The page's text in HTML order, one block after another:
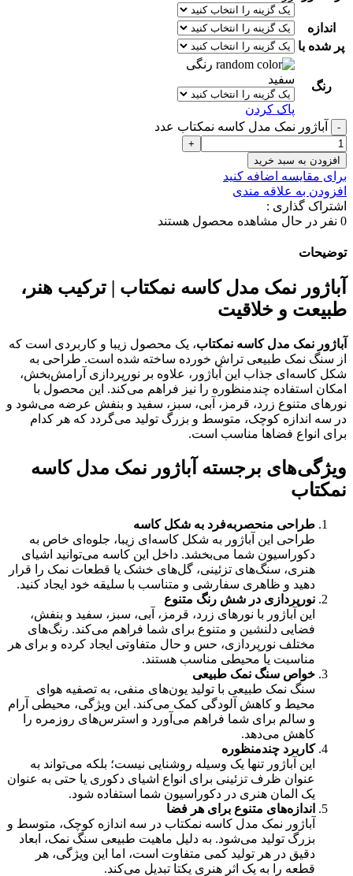
اندازه
پر شده با
رنگ
رنگی
سفید
پاک کردن
آباژور نمک مدل کاسه نمکتاب عدد
افزودن به سبد خرید
برای مقایسه اضافه کنید
افزودن به علاقه مندی
اشتراک گذاری :
0 نفر در حال مشاهده محصول هستند
توضیحات
آباژور نمک مدل کاسه نمکتاب | ترکیب هنر،
طبیعت و خلاقیت
آباژور نمک مدل کاسه نمکتاب، یک محصول زیبا و کاربردی است که
از سنگ نمک طبیعی تراش خورده ساخته شده است. طراحی به
شکل کاسه‌ای جذاب این آباژور، علاوه بر نورپردازی آرامش‌بخش،
امکان استفاده چندمنظوره را نیز فراهم می‌کند. این محصول با
نورهای متنوع زرد، قرمز، آبی، سبز، سفید و بنفش عرضه می‌شود و
در سه اندازه کوچک، متوسط و بزرگ تولید می‌گردد که هر کدام
برای انواع فضاها مناسب است.
ویژگی‌های برجسته آباژور نمک مدل کاسه
نمکتاب
طراحی منحصربه‌فرد به شکل کاسه
طراحی این آباژور به شکل کاسه‌ای زیبا، جلوه‌ای خاص به
دکوراسیون شما می‌بخشد. داخل این کاسه می‌توانید اشیای
هنری، سنگ‌های تزئینی، گل‌های خشک یا قطعات نمک را قرار
دهید و ظاهری سفارشی و متناسب با سلیقه خود ایجاد کنید.
نورپردازی در شش رنگ متنوع
این آباژور با نورهای زرد، قرمز، آبی، سبز، سفید و بنفش،
فضایی دلنشین و متنوع برای شما فراهم می‌کند. رنگ‌های
مختلف نورپردازی، حس و حال متفاوتی ایجاد کرده و برای هر
مناسبت یا محیطی مناسب هستند.
خواص سنگ نمک طبیعی
سنگ نمک طبیعی با تولید یون‌های منفی، به تصفیه هوای
محیط و کاهش آلودگی کمک می‌کند. این ویژگی، محیطی آرام
و سالم برای شما فراهم می‌آورد و استرس‌های روزمره را
کاهش می‌دهد.
کاربرد چندمنظوره
این آباژور تنها یک وسیله روشنایی نیست؛ بلکه می‌تواند به
عنوان ظرف تزئینی برای انواع اشیای دکوری یا حتی به عنوان
یک المان هنری در دکوراسیون شما استفاده شود.
اندازه‌های متنوع برای هر فضا
آباژور نمک مدل کاسه نمکتاب در سه اندازه کوچک، متوسط و
بزرگ تولید می‌شود. به دلیل ماهیت طبیعی سنگ نمک، ابعاد
دقیق در هر تولید کمی متفاوت است، اما این ویژگی، هر
قطعه را به یک اثر هنری یکتا تبدیل می‌کند.